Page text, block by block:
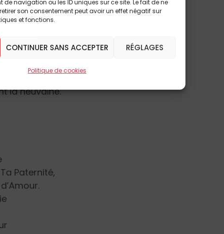
navigation ou les ID uniques sur ce site. Le fait de ne
son consentement peut avoir un effet négatif sur
et fonctions.
CONTINUER SANS ACCEPTER RÉGLAGES
Politique de cookies
la neuvaine.
Paternité,